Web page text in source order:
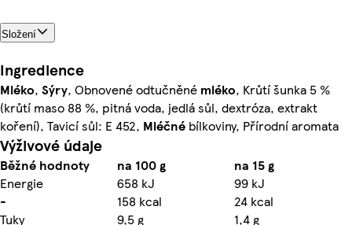
Složení
Ingredience
Mléko, Sýry, Obnovené odtučněné mléko, Krůtí šunka 5 %
(krůtí maso 88 %, pitná voda, jedlá sůl, dextróza, extrakt
koření), Tavicí sůl: E 452, Mléčné bílkoviny, Přírodní aromata
Výživové údaje
Běžné hodnoty na 100 g
na 15 g
Energie
658 kJ
99 kJ
-
158 kcal
24 kcal
Tuky
9,5 g
1,4 g